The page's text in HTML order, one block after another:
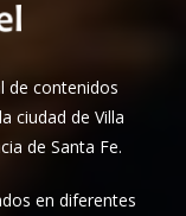
de contenidos
ciudad de Villa
de Santa Fe.
en diferentes